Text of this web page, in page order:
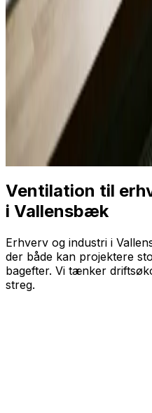
Ventilation til
i Vallensbæk
Erhverv og industri i
der både kan projektere
bagefter. Vi tænker
streg.